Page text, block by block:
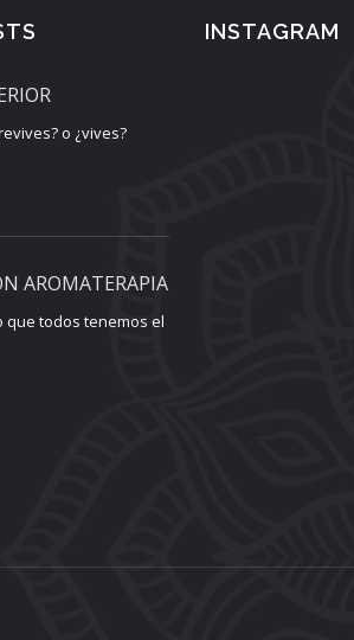
o ¿vives?
AROMATERAPIA
que todos tenemos el
INSTAGRAM